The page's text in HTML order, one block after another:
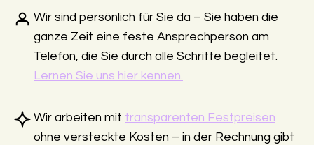
Wir sind persönlich für Sie da – Sie haben die
ganze Zeit eine feste Ansprechperson am
Telefon, die Sie durch alle Schritte begleitet.
Lernen Sie uns hier kennen.
Wir arbeiten mit transparenten Festpreisen
ohne versteckte Kosten – in der Rechnung gibt